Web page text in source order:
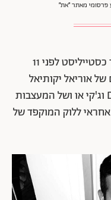
פרסומי מאתר ״את״
בן 35, למד עיצוב אופנה והחל לעבוד כסטייליסט לפני 11
אוריאל יקותיאל
לדיוטי פרי, של מותגי התכשיטים DF וג'קי או ושל המעצבות
אחראי ללוק המוקפד של